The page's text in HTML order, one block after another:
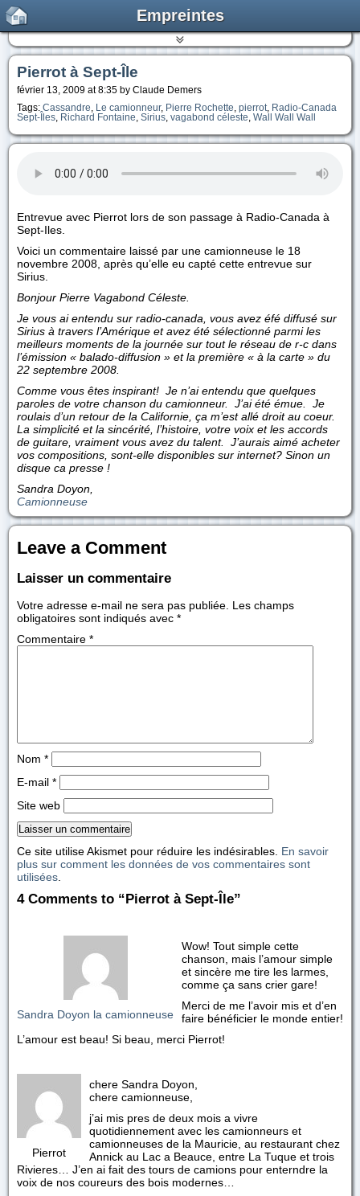
Empreintes
Pierrot à Sept-Île
février 13, 2009 at 8:35 by Claude Demers
Tags: Cassandre Le camionneur, Pierre Rochette pierrot
Radio-Canada
Sept-Îles
Richard Fontaine Sirius vagabond céleste Wall Wall Wall
Entrevue avec Pierrot lors de son passage à Radio-Canada à
Sept-Iles.
Voici un commentaire laissé par une camionneuse le 18
novembre 2008, après qu’elle eu capté cette entrevue sur
Sirius.
Bonjour Pierre Vagabond Céleste.
Je vous ai entendu sur radio-canada, vous avez éfé diffusé sur
Sirius à travers l’Amérique et avez été sélectionné parmi les
meilleurs moments de la journée sur tout le réseau de r-c dans
l’émission « balado-diffusion » et la première « à la carte » du
22 septembre 2008.
Comme vous êtes inspirant! Je n’ai entendu que quelques
paroles de votre chanson du camionneur. J’ai été émue. Je
roulais d’un retour de la Californie, ça m’est allé droit au coeur.
La simplicité et la sincérité, l’histoire, votre voix et les accords
de guitare, vraiment vous avez du talent. J’aurais aimé acheter
vos compositions, sont-elle disponibles sur internet? Sinon un
disque ca presse !
Sandra Doyon,
Camionneuse
Leave a Comment
Laisser un commentaire
Votre adresse e-mail ne sera pas publiée. Les champs
obligatoires sont indiqués avec *
Commentaire *
Nom *
E-mail *
Site web
Ce site utilise Akismet pour réduire les indésirables. En savoir
plus sur comment les données de vos commentaires sont
utilisées.
4 Comments to “Pierrot à Sept-Île”
Sandra Doyon la camionneuse
Wow! Tout simple cette
chanson, mais l’amour simple
et sincère me tire les larmes,
comme ça sans crier gare!
Merci de me l’avoir mis et d’en
faire bénéficier le monde entier!
L’amour est beau! Si beau, merci Pierrot!
Pierrot
chere Sandra Doyon,
chere camionneuse,
j’ai mis pres de deux mois a vivre
quotidiennement avec les camionneurs et
camionneuses de la Mauricie, au restaurant chez
Annick au Lac a Beauce, entre La Tuque et trois
Rivieres… J’en ai fait des tours de camions pour enterndre la
voix de nos coureurs des bois modernes…